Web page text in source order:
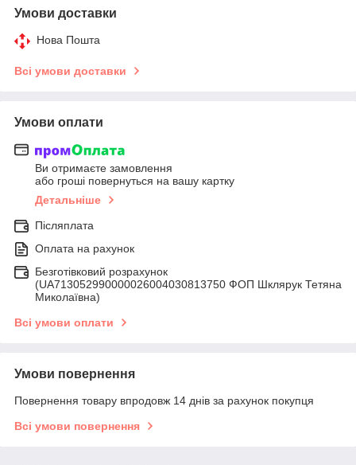
Умови доставки
Нова Пошта
Всі умови доставки
Умови оплати
Ви отримаєте замовлення
або гроші повернуться на вашу картку
Детальніше
Післяплата
Оплата на рахунок
Безготівковий розрахунок
(UA713052990000026004030813750 ФОП Шклярук Тетяна
Миколаївна)
Всі умови оплати
Умови повернення
Повернення товару впродовж 14 днів за рахунок покупця
Всі умови повернення